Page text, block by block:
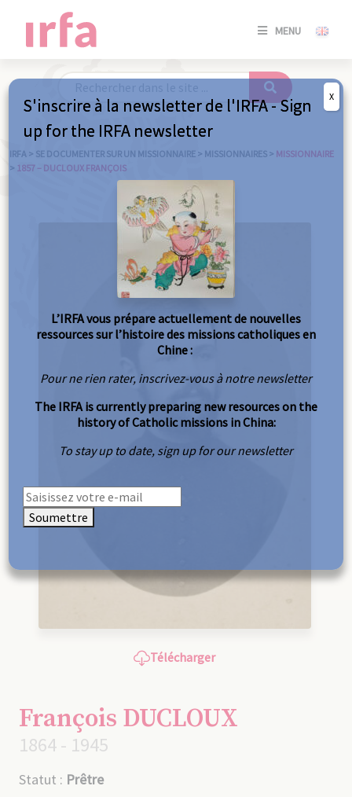
MENU
SE
/
IRFA > SE DOCUMENTER SUR UN MISSIONNAIRE > MISSIONNAIRES > MISSIONNAIRE
> 1857 – DUCLOUX FRANÇOIS
Télécharger
François DUCLOUX
1864 - 1945
Statut : Prêtre
S'inscrire à la newsletter de l'IRFA - Sign
up for the IRFA newsletter
L’IRFA vous prépare actuellement de nouvelles
ressources sur l’histoire des missions catholiques en
Chine :
Pour ne rien rater, inscrivez-vous à notre newsletter
The IRFA is currently preparing new resources on the
history of Catholic missions in China:
To stay up to date, sign up for our newsletter
Soumettre
X